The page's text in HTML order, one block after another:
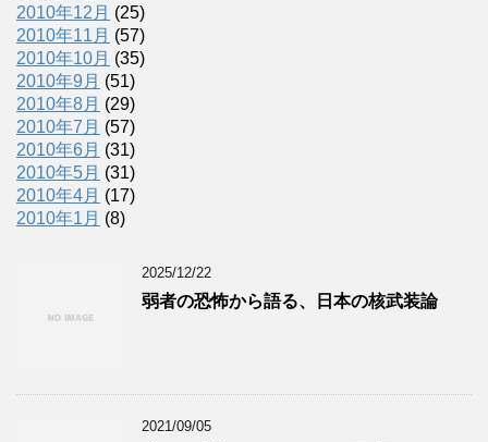
2010年12月 (25)
2010年11月 (57)
2010年10月 (35)
2010年9月 (51)
2010年8月 (29)
2010年7月 (57)
2010年6月 (31)
2010年5月 (31)
2010年4月 (17)
2010年1月 (8)
2025/12/22
弱者の恐怖から語る、日本の核武装論
2021/09/05